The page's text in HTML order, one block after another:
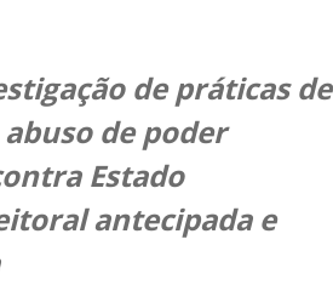
de práticas de
de poder
Estado
antecipada e